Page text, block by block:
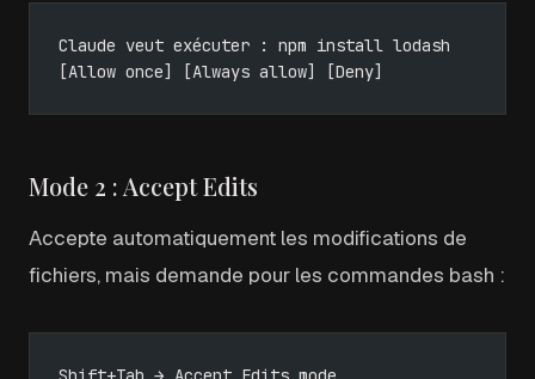
Claude veut exécuter : npm install lodash
[Allow once] [Always allow] [Deny]
Mode 2 : Accept Edits
Accepte automatiquement les modifications de
fichiers, mais demande pour les commandes bash :